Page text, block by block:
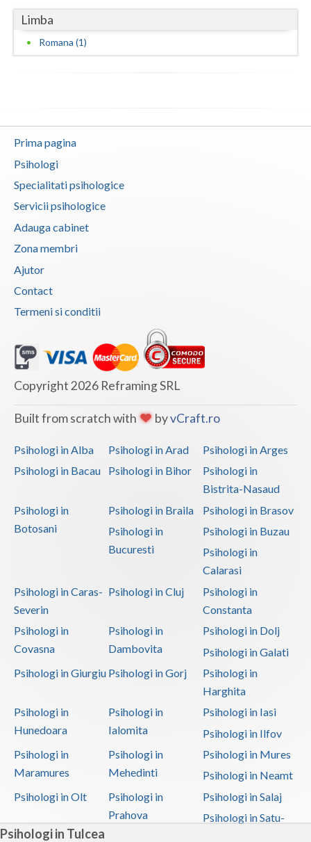
Psihologi in Tulcea
Limba
Romana (1)
Prima pagina
Psihologi
Specialitati psihologice
Servicii psihologice
Adauga cabinet
Zona membri
Ajutor
Contact
Termeni si conditii
Copyright 2026 Reframing SRL
Built from scratch with byvCraft.ro
Psihologi in Alba Psihologi in Arad
Psihologi in Arges
Psihologi in Bacau
Psihologi in Bihor
Psihologi in
Bistrita-Nasaud
Psihologi in
Botosani
Psihologi in Braila
Psihologi in Brasov
Psihologi in
Bucuresti
Psihologi in Buzau
Psihologi in
Calarasi
Psihologi in Caras-
Severin
Psihologi in Cluj
Psihologi in
Constanta
Psihologi in
Covasna
Psihologi in
Dambovita
Psihologi in Dolj
Psihologi in Galati
Psihologi in Giurgiu Psihologi in Gorj
Psihologi in
Harghita
Psihologi in
Hunedoara
Psihologi in
Ialomita
Psihologi in Iasi
Psihologi in Ilfov
Psihologi in
Maramures
Psihologi in
Mehedinti
Psihologi in Mures
Psihologi in Neamt
Psihologi in Olt
Psihologi in
Prahova
Psihologi in Salaj
Psihologi in Satu-